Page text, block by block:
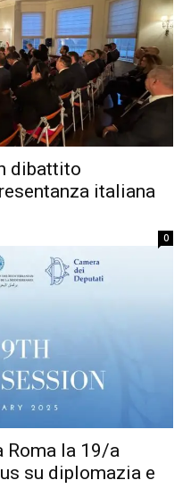
dibattito
italiana
0
Roma la 19/a
su diplomazia e